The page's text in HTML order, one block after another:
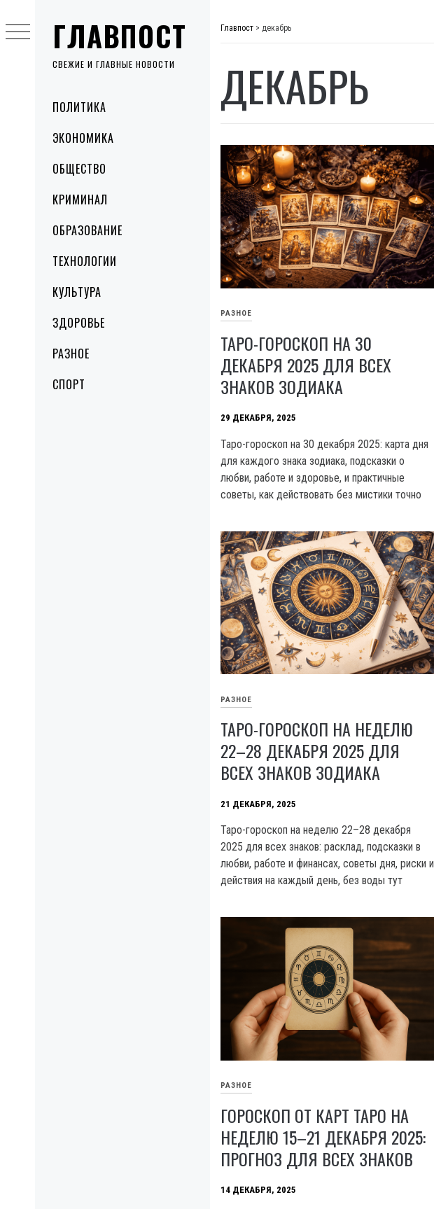
ГЛАВПОСТ
СВЕЖИЕ И ГЛАВНЫЕ НОВОСТИ
MenuПОЛИТИКА
ЭКОНОМИКА
ОБЩЕСТВО
КРИМИНАЛ
ОБРАЗОВАНИЕ
ТЕХНОЛОГИИ
КУЛЬТУРА
ЗДОРОВЬЕ
РАЗНОЕ
СПОРТ
to
content
Главпост > декабрь
ДЕКАБРЬ
РАЗНОЕ
ТАРО-ГОРОСКОП НА 30
ДЕКАБРЯ 2025 ДЛЯ ВСЕХ
ЗНАКОВ ЗОДИАКА
29 ДЕКАБРЯ, 2025
Таро-гороскоп на 30 декабря 2025: карта дня
для каждого знака зодиака, подсказки о
любви, работе и здоровье, и практичные
советы, как действовать без мистики точно
РАЗНОЕ
ТАРО-ГОРОСКОП НА НЕДЕЛЮ
22–28 ДЕКАБРЯ 2025 ДЛЯ
ВСЕХ ЗНАКОВ ЗОДИАКА
21 ДЕКАБРЯ, 2025
Таро-гороскоп на неделю 22–28 декабря
2025 для всех знаков: расклад, подсказки в
любви, работе и финансах, советы дня, риски и
действия на каждый день, без воды тут
РАЗНОЕ
ГОРОСКОП ОТ КАРТ ТАРО НА
НЕДЕЛЮ 15–21 ДЕКАБРЯ 2025:
ПРОГНОЗ ДЛЯ ВСЕХ ЗНАКОВ
14 ДЕКАБРЯ, 2025